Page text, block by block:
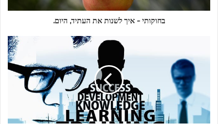
בחוקותי - איך לשנות את העתיד, היום.